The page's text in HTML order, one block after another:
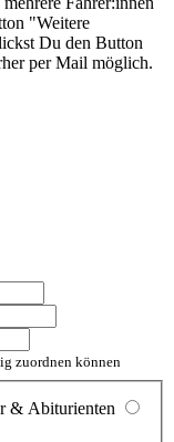
"Weitere
Du den Button
per Mail möglich.
zuordnen können
& Abiturienten